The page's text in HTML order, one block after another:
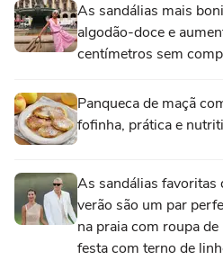
As sandálias mais
algodão-doce e
centímetros sem
Panqueca de maçã
fofinha, prática e
As sandálias favoritas
verão são um par
na praia com roupa
festa com terno de